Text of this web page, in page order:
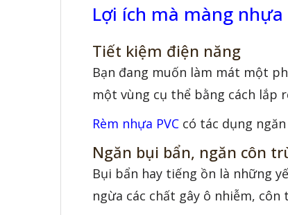
Lợi ích mà màng nhựa
Tiết kiệm điện năng
Bạn đang muốn làm mát một
một vùng cụ thể bằng cách lắp
Rèm nhựa PVC có tác dụng
Ngăn bụi bẩn, ngăn côn
Bụi bẩn hay tiếng ồn là những
ngừa các chất gây ô nhiễm,